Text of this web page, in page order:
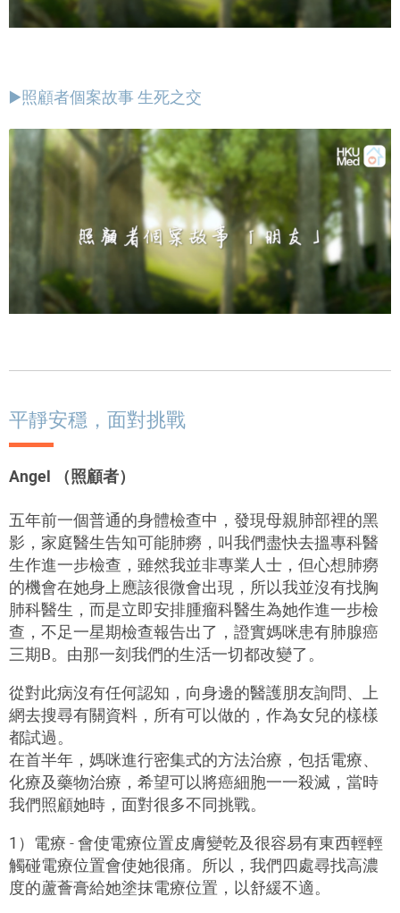
▶️照顧者個案故事 生死之交
平靜安穩，面對挑戰
Angel （照顧者）
五年前一個普通的身體檢查中，發現母親肺部裡的黑
影，家庭醫生告知可能肺癆，叫我們盡快去搵專科醫
生作進一步檢查，雖然我並非專業人士，但心想肺癆
的機會在她身上應該很微會出現，所以我並沒有找胸
肺科醫生，而是立即安排腫瘤科醫生為她作進一步檢
查，不足一星期檢查報告出了，證實媽咪患有肺腺癌
三期B。由那一刻我們的生活一切都改變了。
從對此病沒有任何認知，向身邊的醫護朋友詢問、上
網去搜尋有關資料，所有可以做的，作為女兒的樣樣
都試過。
在首半年，媽咪進行密集式的方法治療，包括電療、
化療及藥物治療，希望可以將癌細胞一一殺滅，當時
我們照顧她時，面對很多不同挑戰。
1）電療 - 會使電療位置皮膚變乾及很容易有東西輕輕
觸碰電療位置會使她很痛。所以，我們四處尋找高濃
度的蘆薈膏給她塗抹電療位置，以舒緩不適。